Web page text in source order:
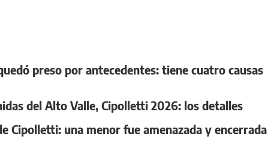
preso por antecedentes: tiene cuatro causas
del Alto Valle, Cipolletti 2026: los detalles
Cipolletti: una menor fue amenazada y encerrada